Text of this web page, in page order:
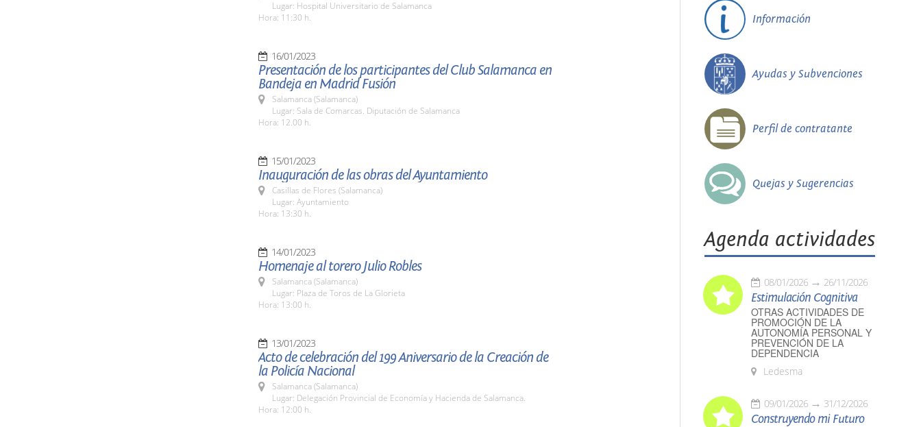
Lugar: Hospital Universitario de Salamanca
Hora: 11:30 h.
16/01/2023
Presentación de los participantes del Club Salamanca en
Bandeja en Madrid Fusión
Salamanca (Salamanca)
Lugar: Sala de Comarcas. Diputación de Salamanca
Hora: 12.00 h.
15/01/2023
Inauguración de las obras del Ayuntamiento
Casillas de Flores (Salamanca)
Lugar: Ayuntamiento
Hora: 13:30 h.
14/01/2023
Homenaje al torero Julio Robles
Salamanca (Salamanca)
Lugar: Plaza de Toros de La Glorieta
Hora: 13:00 h.
13/01/2023
Acto de celebración del 199 Aniversario de la Creación de
la Policía Nacional
Salamanca (Salamanca)
Lugar: Delegación Provincial de Economía y Hacienda de Salamanca.
Hora: 12:00 h.
Información
Ayudas y Subvenciones
Perfil de contratante
Quejas y Sugerencias
Agenda actividades
08/01/2026 26/11/2026
Estimulación Cognitiva
OTRAS ACTIVIDADES DE
PROMOCIÓN DE LA
AUTONOMÍA PERSONAL Y
PREVENCIÓN DE LA
DEPENDENCIA
Ledesma
09/01/2026 31/12/2026
Construyendo mi Futuro